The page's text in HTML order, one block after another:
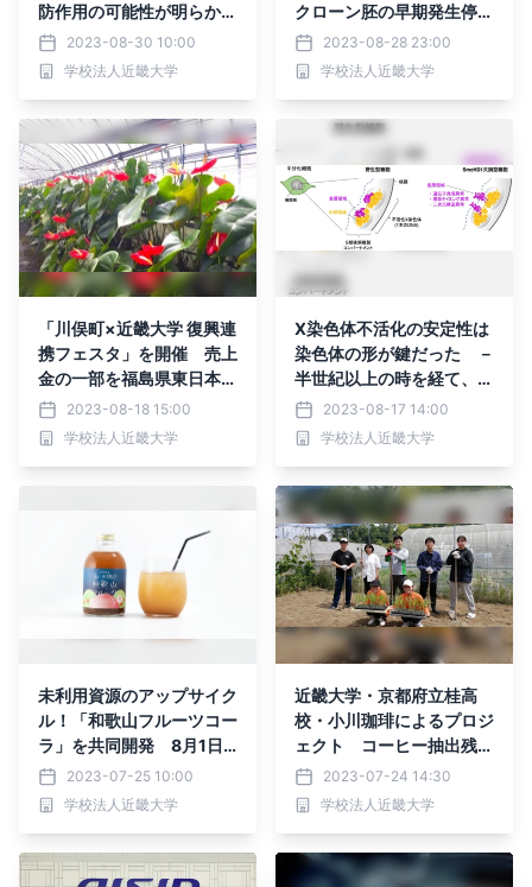
防作用の可能性が明らか
に 「日本生薬学会 第69
回年会」において発表
2023-08-30 10:00
学校法人近畿大学
クローン胚の早期発生停止
を防止し、ゲノム保全技術
発展などに寄与
2023-08-28 23:00
学校法人近畿大学
「川俣町×近畿大学 復興連
携フェスタ」を開催 売上
金の一部を福島県東日本大
震災子ども支援基金に寄附
2023-08-18 15:00
学校法人近畿大学
X染色体不活化の安定性は
染色体の形が鍵だった －
半世紀以上の時を経て、不
活性X染色体の複製の謎が
明らかに－
2023-08-17 14:00
学校法人近畿大学
未利用資源のアップサイク
ル！「和歌山フルーツコー
ラ」を共同開発 8月1日
（火）にクラウドファンデ
ィングを開始
2023-07-25 10:00
学校法人近畿大学
近畿大学・京都府立桂高
校・小川珈琲によるプロジ
ェクト コーヒー抽出残渣
を用いた循環型農業の確立
に向け共同研究を実施
2023-07-24 14:30
学校法人近畿大学